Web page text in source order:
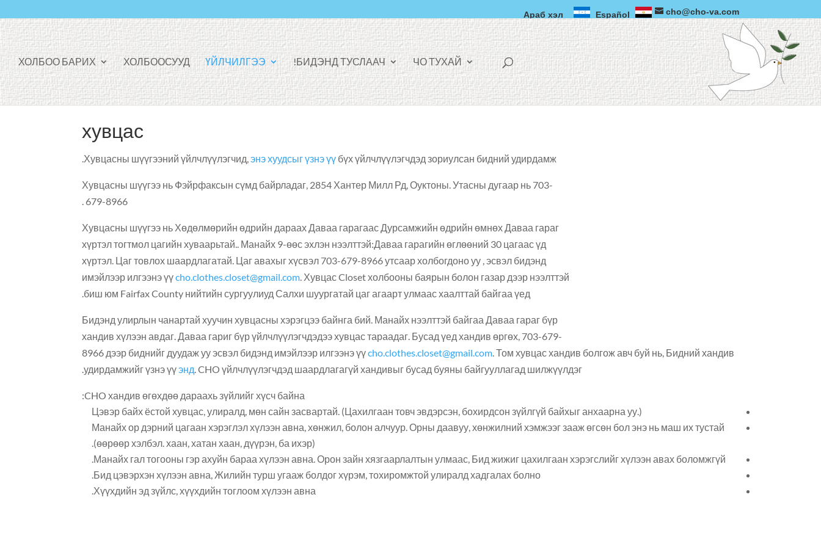
cho@cho-va.com
Араб хэл Español
F
C
E
B
O
Н
ЧО ТУХАЙ
БИДЭНД ТУСЛААЧ!
ҮЙЛЧИЛГЭЭ
ХОЛБООСУУД
ХОЛБОО БАРИХ
хувцас
Хувцасны шүүгээний үйлчлүүлэгчид,энэ хуудсыг үзнэ үү бүх үйлчлүүлэгчдэд зориулсан бидний удирдамж.
Хувцасны шүүгээ нь Фэйрфаксын сүмд байрладаг, 2854 Хантер Милл Рд, Оуктоны. Утасны дугаар нь 703-
679-8966 .
Хувцасны шүүгээ нь Хөдөлмөрийн өдрийн дараах Даваа гарагаас Дурсамжийн өдрийн өмнөх Даваа гараг
хүртэл тогтмол цагийн хуваарьтай.. Манайх 9-өөс эхлэн нээлттэй:Даваа гарагийн өглөөний 30 цагаас үд
хүртэл. Цаг товлох шаардлагатай. Цаг авахыг хүсвэл 703-679-8966 утсаар холбогдоно уу , эсвэл бидэнд
имэйлээр илгээнэ үүcho.clothes.closet@gmail.com . Хувцас Closet холбооны баярын болон газар дээр нээлттэй
биш юм Fairfax County нийтийн сургуулиуд Салхи шуургатай цаг агаарт улмаас хаалттай байгаа үед.
Бидэнд улирлын чанартай хуучин хувцасны хэрэгцээ байнга бий. Манайх нээлттэй байгаа Даваа гараг бүр
хандив хүлээн авдаг. Даваа гариг ​​бүр үйлчлүүлэгчдэдээ хувцас тараадаг. Бусад үед хандив өргөх, 703-679-
8966 дээр биднийг дуудаж уу эсвэл бидэнд имэйлээр илгээнэ үүcho.clothes.closet@gmail.com . Том хувцас хандив болгож авч буй нь, Бидний хандив
удирдамжийг үзнэ үүэнд . CHO үйлчлүүлэгчдэд шаардлагагүй хандивыг бусад буяны байгууллагад шилжүүлдэг.
CHO хандив өгөхдөө дараахь зүйлийг хүсч байна:
️Манайх ор дэрний цагаан хэрэглэл хүлээн авна, хөнжил, болон алчуур. Орны даавуу, хөнжилний хэмжээг зааж өгсөн бол энэ нь маш их тустай
(өөрөөр хэлбэл. хаан, хатан хаан, дүүрэн, ба ихэр).